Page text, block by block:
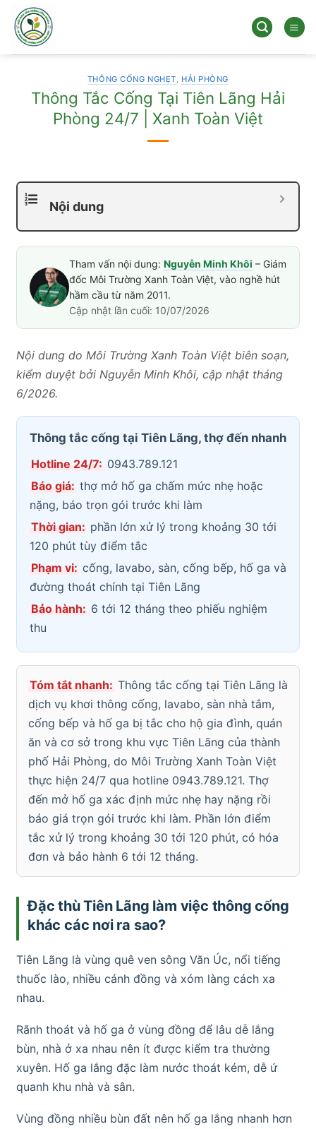
qua
dung
THÔNG CỐNG NGHẸT, HẢI PHÒNG
Thông Tắc Cống Tại Tiên Lãng Hải
Phòng 24/7 | Xanh Toàn Việt
Nội dung
Tham vấn nội dung: Nguyễn Minh Khôi – Giám
đốc Môi Trường Xanh Toàn Việt, vào nghề hút
hầm cầu từ năm 2011.
Cập nhật lần cuối: 10/07/2026
Nội dung do Môi Trường Xanh Toàn Việt biên soạn,
kiểm duyệt bởi Nguyễn Minh Khôi, cập nhật tháng
6/2026.
Thông tắc cống tại Tiên Lãng, thợ đến nhanh
Hotline 24/7: 0943.789.121
Báo giá: thợ mở hố ga chấm mức nhẹ hoặc
nặng, báo trọn gói trước khi làm
Thời gian: phần lớn xử lý trong khoảng 30 tới
120 phút tùy điểm tắc
Phạm vi: cống, lavabo, sàn, cống bếp, hố ga và
đường thoát chính tại Tiên Lãng
Bảo hành: 6 tới 12 tháng theo phiếu nghiệm
thu
Tóm tắt nhanh: Thông tắc cống tại Tiên Lãng là
dịch vụ khơi thông cống, lavabo, sàn nhà tắm,
cống bếp và hố ga bị tắc cho hộ gia đình, quán
ăn và cơ sở trong khu vực Tiên Lãng của thành
phố Hải Phòng, do Môi Trường Xanh Toàn Việt
thực hiện 24/7 qua hotline 0943.789.121. Thợ
đến mở hố ga xác định mức nhẹ hay nặng rồi
báo giá trọn gói trước khi làm. Phần lớn điểm
tắc xử lý trong khoảng 30 tới 120 phút, có hóa
đơn và bảo hành 6 tới 12 tháng.
Đặc thù Tiên Lãng làm việc thông cống
khác các nơi ra sao?
Tiên Lãng là vùng quê ven sông Văn Úc, nổi tiếng
thuốc lào, nhiều cánh đồng và xóm làng cách xa
nhau.
Rãnh thoát và hố ga ở vùng đồng để lâu dễ lắng
bùn, nhà ở xa nhau nên ít được kiểm tra thường
xuyên. Hố ga lắng đặc làm nước thoát kém, dễ ứ
quanh khu nhà và sân.
Vùng đồng nhiều bùn đất nên hố ga lắng nhanh hơn